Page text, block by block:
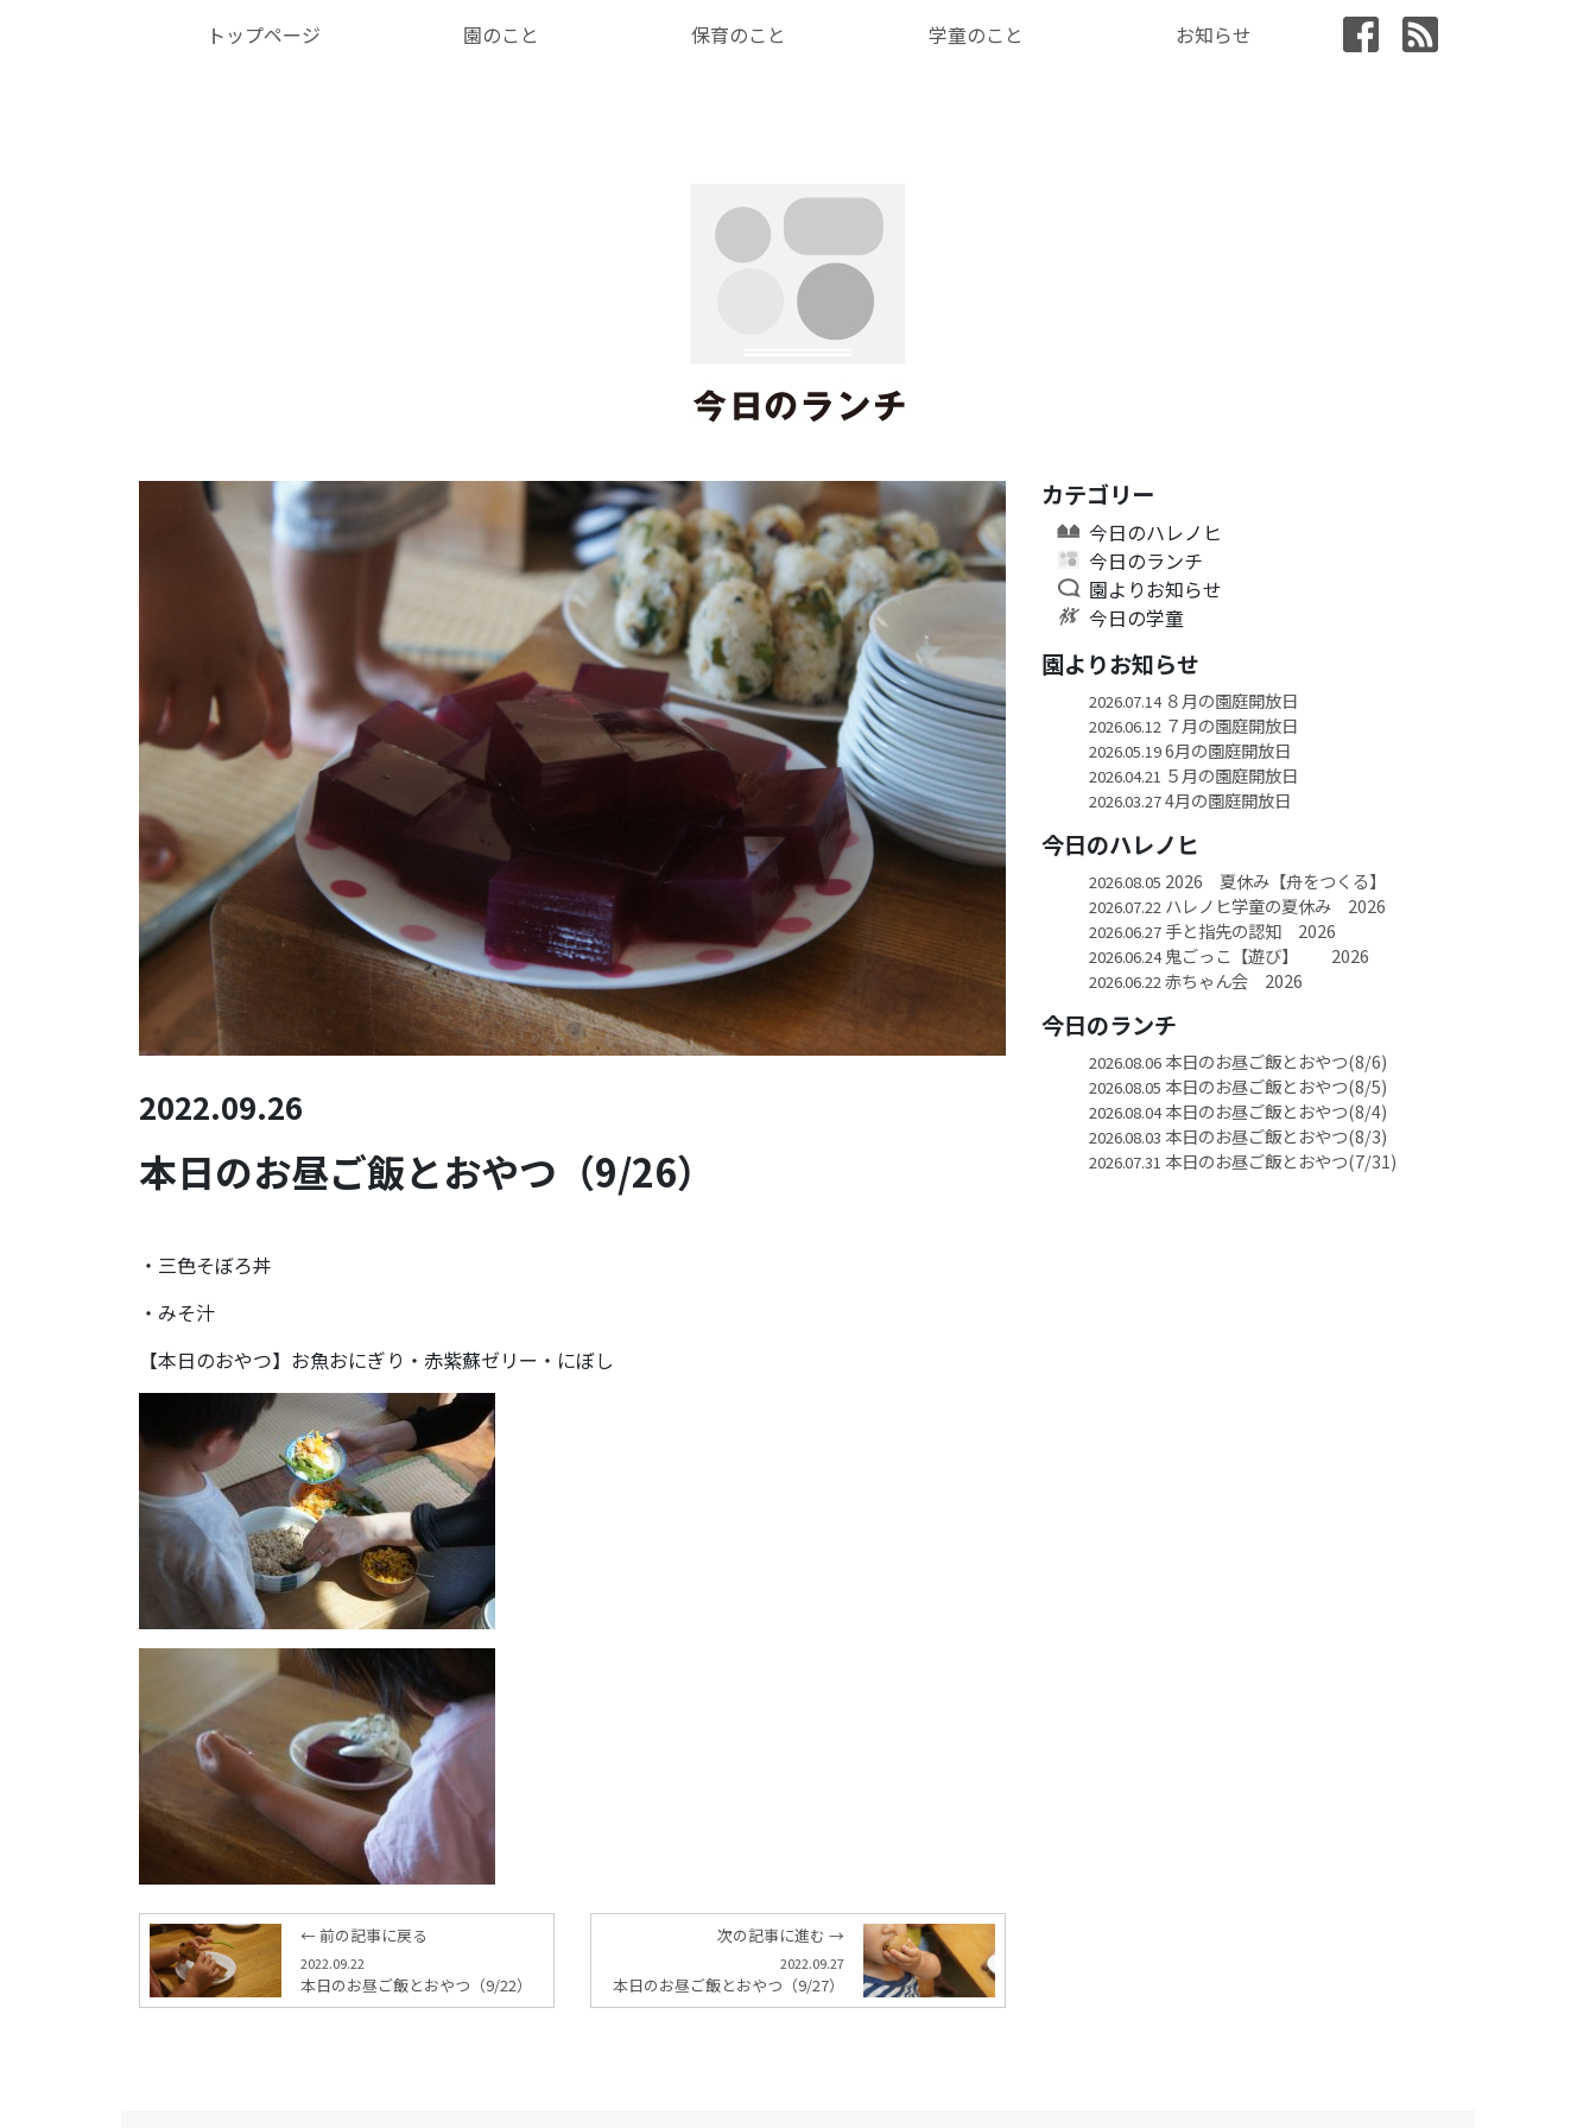
トップページ 園のこと 保育のこと 学童のこと お知らせ
2022.09.26
本日のお昼ご飯とおやつ（9/26）
・三色そぼろ丼
・みそ汁
【本日のおやつ】お魚おにぎり・赤紫蘇ゼリー・にぼし
← 前の記事に戻る
2022.09.22
本日のお昼ご飯とおやつ（9/22）
次の記事に進む →
2022.09.27
本日のお昼ご飯とおやつ（9/27）
カテゴリー
今日のハレノヒ
今日のランチ
園よりお知らせ
今日の学童
園よりお知らせ
2026.07.14８月の園庭開放日
2026.06.12 ７月の園庭開放日
2026.05.196月の園庭開放日
2026.04.21 ５月の園庭開放日
2026.03.274月の園庭開放日
今日のハレノヒ
2026.08.05 2026 夏休み【舟をつくる】
2026.07.22 ハレノヒ学童の夏休み 2026
2026.06.27手と指先の認知 2026
2026.06.24鬼ごっこ【遊び】 2026
2026.06.22 赤ちゃん会 2026
今日のランチ
2026.08.06本日のお昼ご飯とおやつ(8/6)
2026.08.05 本日のお昼ご飯とおやつ(8/5)
2026.08.04本日のお昼ご飯とおやつ(8/4)
2026.08.03 本日のお昼ご飯とおやつ(8/3)
2026.07.31 本日のお昼ご飯とおやつ(7/31)